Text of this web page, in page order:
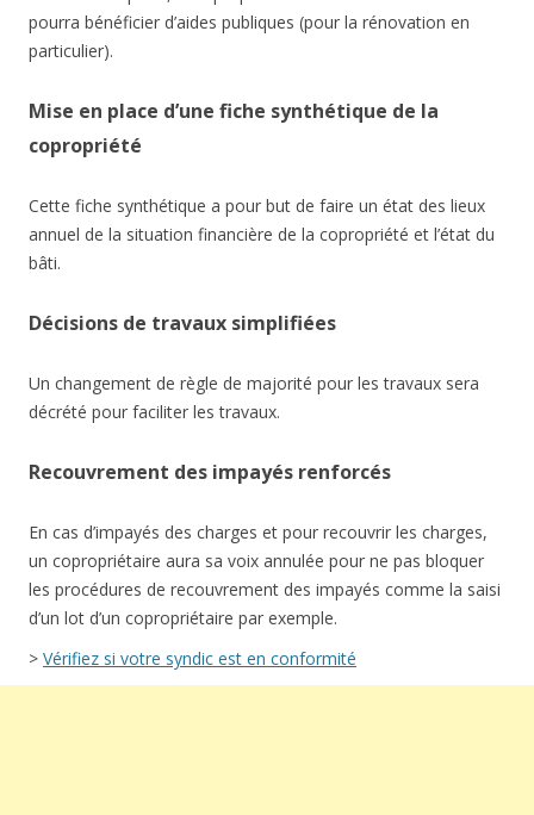
pourra bénéficier d’aides publiques (pour la rénovation en
particulier).
Mise en place d’une fiche synthétique de la
copropriété
Cette fiche synthétique a pour but de faire un état des lieux
annuel de la situation financière de la copropriété et l’état du
bâti.
Décisions de travaux simplifiées
Un changement de règle de majorité pour les travaux sera
décrété pour faciliter les travaux.
Recouvrement des impayés renforcés
En cas d’impayés des charges et pour recouvrir les charges,
un copropriétaire aura sa voix annulée pour ne pas bloquer
les procédures de recouvrement des impayés comme la saisi
d’un lot d’un copropriétaire par exemple.
> Vérifiez si votre syndic est en conformité